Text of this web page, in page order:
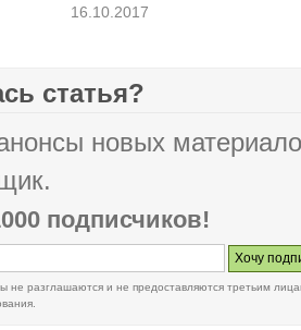
16.10.2017
статья?
новых
подписчиков!
не разглашаются и не предоставляются третьим